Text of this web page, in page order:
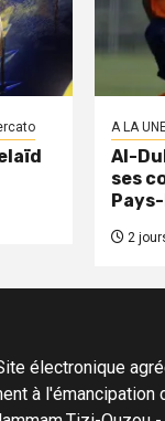
A LA
Al-
ses
2
électronique
à